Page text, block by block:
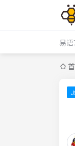
易